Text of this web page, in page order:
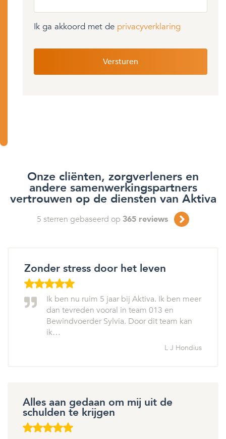
Ik ga akkoord met de privacyverklaring
Onze cliënten, zorgverleners en
andere samenwerkingspartners
vertrouwen op de diensten van Aktiva
5 sterren gebaseerd op 365 reviews
Zonder stress door het leven
Ik ben nu ruim 5 jaar bij Aktiva. Ik ben meer
dan tevreden vooral in team 013 en
Bewindvoerder Sylvia. Door dit team kan
ik…
L J Hondius
Alles aan gedaan om mij uit de
schulden te krijgen